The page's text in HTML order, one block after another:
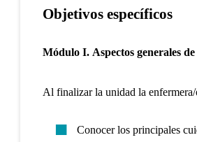
Objetivos específicos
Módulo I. Aspectos generales
Al finalizar la unidad la enfermera/
Conocer los principales